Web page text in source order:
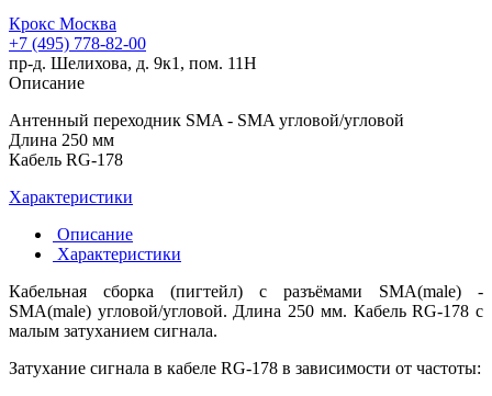
Крокс Москва
+7 (495) 778-82-00
пр-д. Шелихова, д. 9к1, пом. 11Н
Описание
Антенный переходник SMA - SMA угловой/угловой
Длина 250 мм
Кабель RG-178
Характеристики
Описание
Характеристики
Кабельная сборка (пигтейл) с разъёмами SMA(male) -
SMA(male) угловой/угловой. Длина 250 мм. Кабель RG-178 с
малым затуханием сигнала.
Затухание сигнала в кабеле RG-178 в зависимости от частоты: